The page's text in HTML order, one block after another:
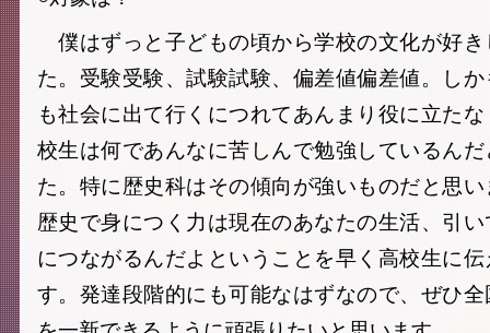
僕はずっと子どもの頃から学校の文化が好
た。受験受験、試験試験、偏差値偏差値。し
も社会に出て行くにつれてあんまり役に立た
校生は何であんなに苦しんで勉強しているん
た。特に歴史科はその傾向が強いものだと思
歴史で身につく力は現在のあなたの生活、引
につながるんだよということを早く高校生に
す。発達段階的にも可能なはずなので、ぜひ